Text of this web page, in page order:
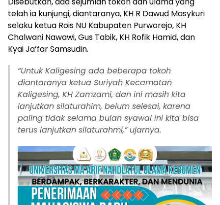
telah ia kunjungi, diantaranya, KH R Dawud Masykuri
selaku ketua Rois NU Kabupaten Purworejo, KH
Chalwani Nawawi, Gus Tabik, KH Rofik Hamid, dan
Kyai Ja’far Samsudin.
“Untuk Kaligesing ada beberapa tokoh
diantaranya ketua Suriyah Kecamatan
Kaligesing, KH Zamzami, dan ini masih kita
lanjutkan silaturahim, belum selesai, karena
paling tidak selama bulan syawal ini kita bisa
terus lanjutkan silaturahmi,” ujarnya.